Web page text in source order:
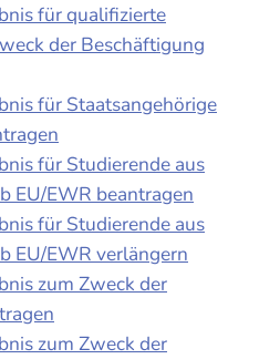
für qualifizierte
der Beschäftigung
für Staatsangehörige
für Studierende aus
EU/EWR beantragen
für Studierende aus
EU/EWR verlängern
zum Zweck der
zum Zweck der